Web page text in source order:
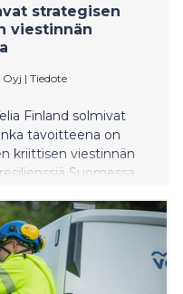
strategisen
viestinnän
Oyj | Tiedote
Finland solmivat
tavoitteena on
kriittisen viestinnän
Suomessa.